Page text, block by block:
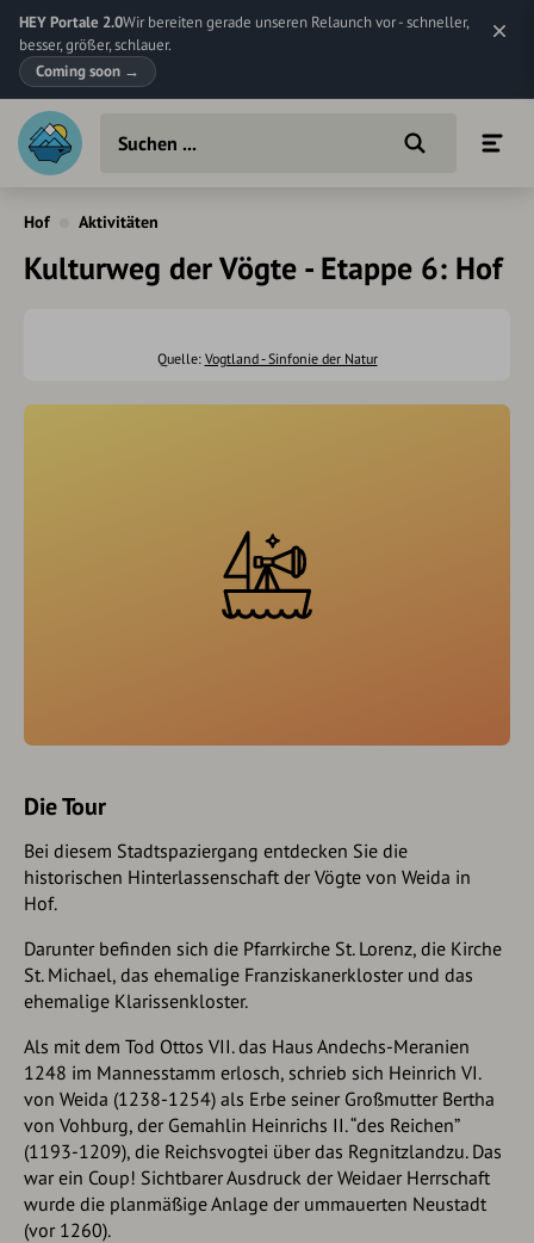
HEY Portale 2.0Wir bereiten gerade unseren Relaunch vor - schneller,
besser, größer, schlauer.
Coming soon →
Hof Aktivitäten
Kulturweg der Vögte - Etappe 6: Hof
Quelle: Vogtland - Sinfonie der Natur
Die Tour
Bei diesem Stadtspaziergang entdecken Sie die
historischen Hinterlassenschaft der Vögte von Weida in
Hof.
Darunter befinden sich die Pfarrkirche St. Lorenz, die Kirche
St. Michael, das ehemalige Franziskanerkloster und das
ehemalige Klarissenkloster.
Als mit dem Tod Ottos VII. das Haus Andechs-Meranien
1248 im Mannesstamm erlosch, schrieb sich Heinrich VI.
von Weida (1238-1254) als Erbe seiner Großmutter Bertha
von Vohburg, der Gemahlin Heinrichs II. “des Reichen”
(1193-1209), die Reichsvogtei über das Regnitzlandzu. Das
war ein Coup! Sichtbarer Ausdruck der Weidaer Herrschaft
wurde die planmäßige Anlage der ummauerten Neustadt
(vor 1260).